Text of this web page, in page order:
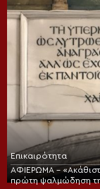
Επικαιρότητα
ΑΦΙΕΡΩΜΑ –
πρώτη ψαλμώδηση